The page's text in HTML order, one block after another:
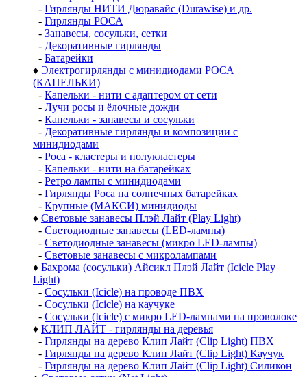
- Гирлянды НИТИ Дюравайс (Durawise) и др.
- Гирлянды РОСА
- Занавесы, сосульки, сетки
- Декоративные гирлянды
- Батарейки
♦ Электрогирлянды с минидиодами РОСА
(КАПЕЛЬКИ)
- Капельки - нити с адаптером от сети
- Лучи росы и ёлочные дожди
- Капельки - занавесы и сосульки
- Декоративные гирлянды и композиции с
минидиодами
- Роса - кластеры и полукластеры
- Капельки - нити на батарейках
- Ретро лампы с минидиодами
- Гирлянды Роса на солнечных батарейках
- Крупные (МАКСИ) минидиоды
♦ Световые занавесы Плэй Лайт (Play Light)
- Светодиодные занавесы (LED-лампы)
- Светодиодные занавесы (микро LED-лампы)
- Световые занавесы с микролампами
♦ Бахрома (сосульки) Айсикл Плэй Лайт (Icicle Play
Light)
- Сосульки (Icicle) на проводе ПВХ
- Сосульки (Icicle) на каучуке
- Сосульки (Icicle) с микро LED-лампами на проволоке
♦ КЛИП ЛАЙТ - гирлянды на деревья
- Гирлянды на дерево Клип Лайт (Clip Light) ПВХ
- Гирлянды на дерево Клип Лайт (Clip Light) Каучук
- Гирлянды на дерево Клип Лайт (Clip Light) Силикон